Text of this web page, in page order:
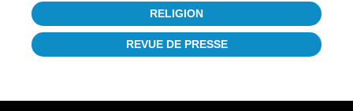
RELIGION
REVUE DE PRESSE